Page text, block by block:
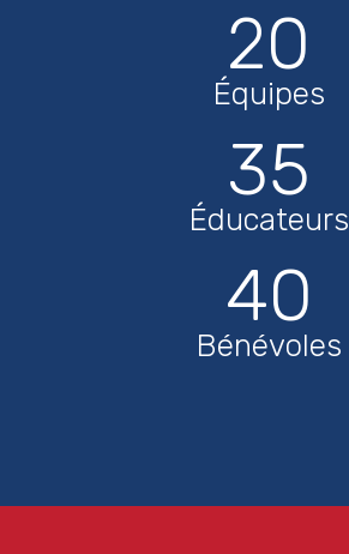
20
Équipes
35
Éducateurs
40
Bénévoles